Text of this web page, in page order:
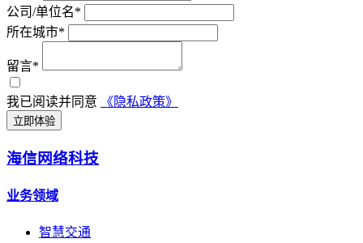
公司/单位名*
所在城市*
留言*
我已阅读并同意 《隐私政策》
立即体验
海信网络科技
业务领域
智慧交通